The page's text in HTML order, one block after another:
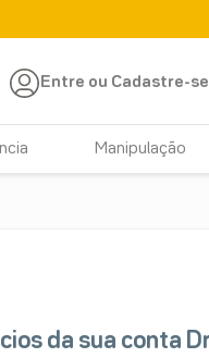
Entre ou Cadastre-se
Manipulação